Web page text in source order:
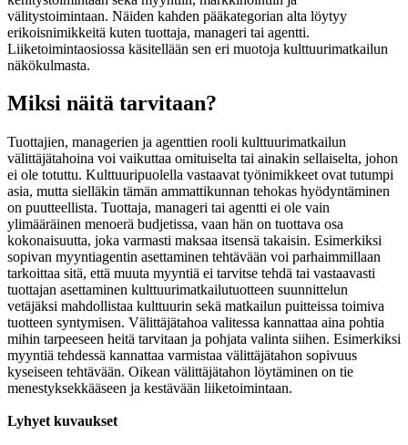
välitystoimintaan. Näiden kahden pääkategorian alta löytyy
erikoisnimikkeitä kuten tuottaja, manageri tai agentti.
Liiketoimintaosiossa käsitellään sen eri muotoja kulttuurimatkailun
näkökulmasta.
Miksi näitä tarvitaan?
Tuottajien, managerien ja agenttien rooli kulttuurimatkailun
välittäjätahoina voi vaikuttaa omituiselta tai ainakin sellaiselta, johon
ei ole totuttu. Kulttuuripuolella vastaavat työnimikkeet ovat tutumpi
asia, mutta sielläkin tämän ammattikunnan tehokas hyödyntäminen
on puutteellista. Tuottaja, manageri tai agentti ei ole vain
ylimääräinen menoerä budjetissa, vaan hän on tuottava osa
kokonaisuutta, joka varmasti maksaa itsensä takaisin. Esimerkiksi
sopivan myyntiagentin asettaminen tehtävään voi parhaimmillaan
tarkoittaa sitä, että muuta myyntiä ei tarvitse tehdä tai vastaavasti
tuottajan asettaminen kulttuurimatkailutuotteen suunnittelun
vetäjäksi mahdollistaa kulttuurin sekä matkailun puitteissa toimiva
tuotteen syntymisen. Välittäjätahoa valitessa kannattaa aina pohtia
mihin tarpeeseen heitä tarvitaan ja pohjata valinta siihen. Esimerkiksi
myyntiä tehdessä kannattaa varmistaa välittäjätahon sopivuus
kyseiseen tehtävään. Oikean välittäjätahon löytäminen on tie
menestyksekkääseen ja kestävään liiketoimintaan.
Lyhyet kuvaukset